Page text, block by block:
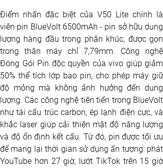
Điểm nhấn đặc biệt của V50 Lite chính là
viên pin BlueVolt 6500mAh - pin sở hữu dung
lượng hàng đầu trong phân khúc, được gọn
trong thân máy chỉ 7,79mm. Công nghệ
Đóng Gói Pin độc quyền của vivo giúp giảm
50% thể tích lớp bao pin, cho phép máy giữ
độ mỏng mà không ảnh hưởng đến dung
lượng. Các công nghệ tiên tiến trong BlueVolt
như tái cấu trúc carbon, ép lạnh điện cực, và
khắc laser giúp cải thiện mật độ năng lượng
và độ ổn định kết cấu. Từ đó, pin được tối ưu
để mang lại thời gian sử dụng ấn tượng: phát
YouTube hơn 27 giờ, lướt TikTok trên 15 giờ